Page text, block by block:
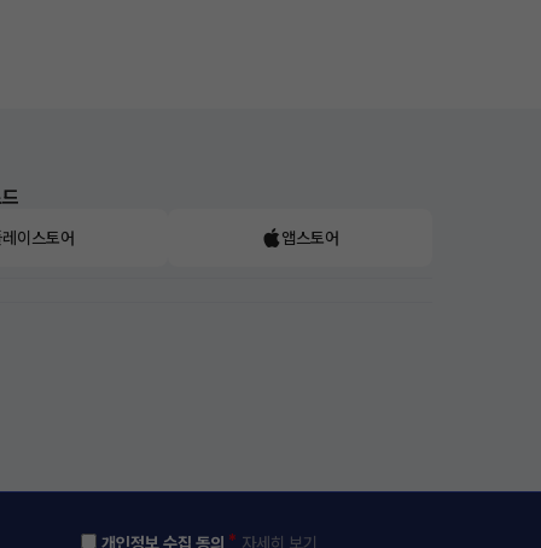
개인정보 수집 동의 * 자세히 보기
이스토어 앱스토어